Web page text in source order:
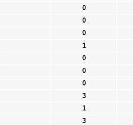
0
0
0
1
0
0
0
3
1
3